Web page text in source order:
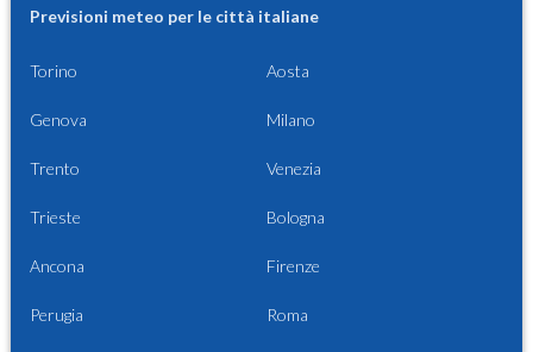
Previsioni meteo per le città italiane
Torino Aosta
Genova Milano
Trento Venezia
Trieste Bologna
Ancona Firenze
Perugia Roma